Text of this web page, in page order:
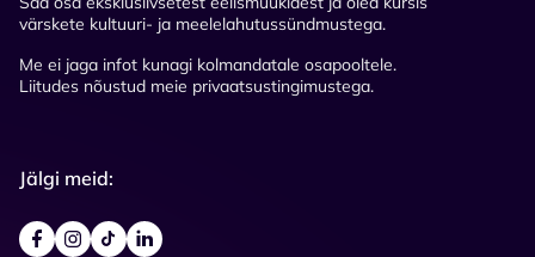
värskete kultuuri- ja meelelahutussündmustega.
Me ei jaga infot kunagi kolmandatale osapooltele.
Liitudes nõustud meie privaatsustingimustega.
Jälgi meid: